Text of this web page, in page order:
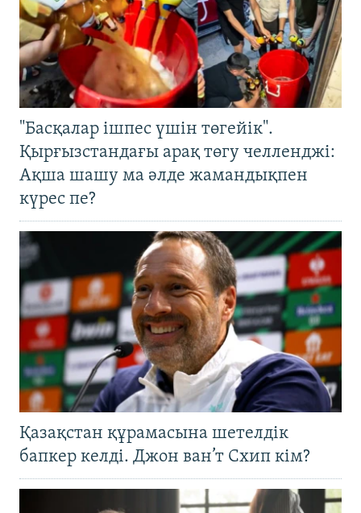
"Басқалар ішпес үшін төгейік".
Қырғызстандағы арақ төгу челленджі:
Ақша шашу ма әлде жамандықпен
күрес пе?
Қазақстан құрамасына шетелдік
бапкер келді. Джон ван’т Схип кім?